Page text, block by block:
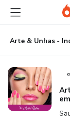
para
conteúdo
principal
para
pagamento
para
rodapé